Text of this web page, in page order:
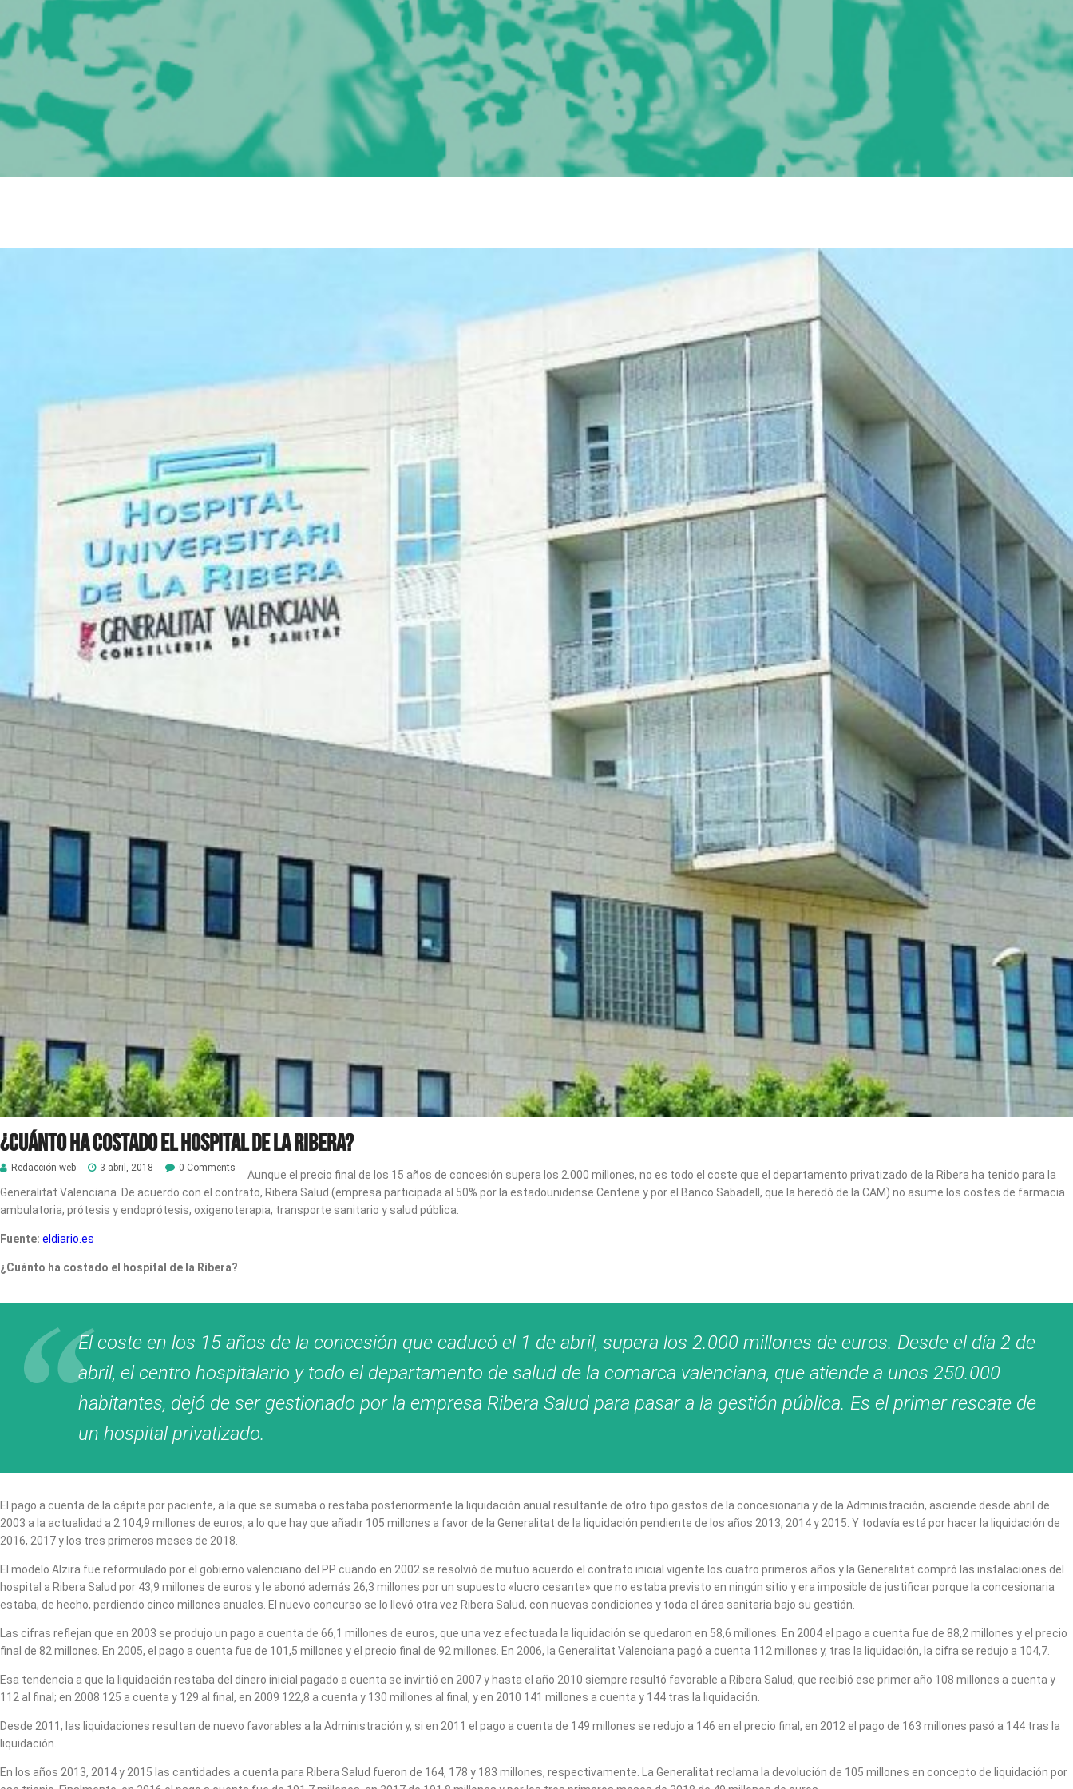
¿Cuánto ha costado el hospital de la Ribera?
Redacción web 3 abril, 2018 0 Comments
Aunque el precio final de los 15 años de concesión supera los 2.000 millones, no es todo el coste que el departamento privatizado de la Ribera ha tenido para la
Generalitat Valenciana. De acuerdo con el contrato, Ribera Salud (empresa participada al 50% por la estadounidense Centene y por el Banco Sabadell, que la heredó de la CAM) no asume los costes de farmacia
ambulatoria, prótesis y endoprótesis, oxigenoterapia, transporte sanitario y salud pública.
Fuente: eldiario.es
¿Cuánto ha costado el hospital de la Ribera?
El coste en los 15 años de la concesión que caducó el 1 de abril, supera los 2.000 millones de euros. Desde el día 2 de
abril, el centro hospitalario y todo el departamento de salud de la comarca valenciana, que atiende a unos 250.000
habitantes, dejó de ser gestionado por la empresa Ribera Salud para pasar a la gestión pública. Es el primer rescate de
un hospital privatizado.
El pago a cuenta de la cápita por paciente, a la que se sumaba o restaba posteriormente la liquidación anual resultante de otro tipo gastos de la concesionaria y de la Administración, asciende desde abril de
2003 a la actualidad a 2.104,9 millones de euros, a lo que hay que añadir 105 millones a favor de la Generalitat de la liquidación pendiente de los años 2013, 2014 y 2015. Y todavía está por hacer la liquidación de
2016, 2017 y los tres primeros meses de 2018.
El modelo Alzira fue reformulado por el gobierno valenciano del PP cuando en 2002 se resolvió de mutuo acuerdo el contrato inicial vigente los cuatro primeros años y la Generalitat compró las instalaciones del
hospital a Ribera Salud por 43,9 millones de euros y le abonó además 26,3 millones por un supuesto «lucro cesante» que no estaba previsto en ningún sitio y era imposible de justificar porque la concesionaria
estaba, de hecho, perdiendo cinco millones anuales. El nuevo concurso se lo llevó otra vez Ribera Salud, con nuevas condiciones y toda el área sanitaria bajo su gestión.
Las cifras reflejan que en 2003 se produjo un pago a cuenta de 66,1 millones de euros, que una vez efectuada la liquidación se quedaron en 58,6 millones. En 2004 el pago a cuenta fue de 88,2 millones y el precio
final de 82 millones. En 2005, el pago a cuenta fue de 101,5 millones y el precio final de 92 millones. En 2006, la Generalitat Valenciana pagó a cuenta 112 millones y, tras la liquidación, la cifra se redujo a 104,7.
Esa tendencia a que la liquidación restaba del dinero inicial pagado a cuenta se invirtió en 2007 y hasta el año 2010 siempre resultó favorable a Ribera Salud, que recibió ese primer año 108 millones a cuenta y
112 al final; en 2008 125 a cuenta y 129 al final, en 2009 122,8 a cuenta y 130 millones al final, y en 2010 141 millones a cuenta y 144 tras la liquidación.
Desde 2011, las liquidaciones resultan de nuevo favorables a la Administración y, si en 2011 el pago a cuenta de 149 millones se redujo a 146 en el precio final, en 2012 el pago de 163 millones pasó a 144 tras la
liquidación.
En los años 2013, 2014 y 2015 las cantidades a cuenta para Ribera Salud fueron de 164, 178 y 183 millones, respectivamente. La Generalitat reclama la devolución de 105 millones en concepto de liquidación por